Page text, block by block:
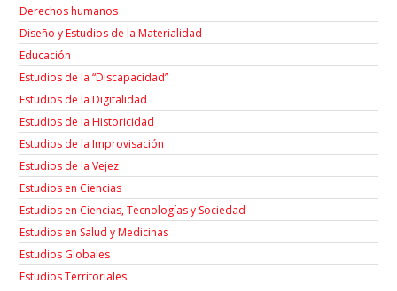
Derechos humanos
Diseño y Estudios de la Materialidad
Educación
Estudios de la “Discapacidad”
Estudios de la Digitalidad
Estudios de la Historicidad
Estudios de la Improvisación
Estudios de la Vejez
Estudios en Ciencias
Estudios en Ciencias, Tecnologías y Sociedad
Estudios en Salud y Medicinas
Estudios Globales
Estudios Territoriales